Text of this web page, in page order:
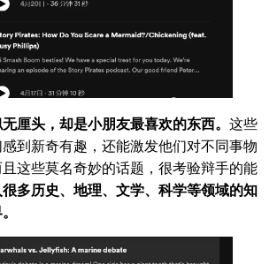
厘头，却是小朋友最喜欢的东西。 这些
到新奇有趣，还能激发他们对不同事物
这些莫名奇妙的话题，很考验辩手的能
多历史、地理、文学、科学等领域的知